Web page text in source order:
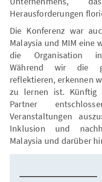
Herausforderungen
Die Konferenz war
Malaysia und MIM
die Organisation
Während wir die
reflektieren, erkennen
zu lernen ist. Künftig
Partner
Veranstaltungen
Inklusion und
Malaysia und darüber